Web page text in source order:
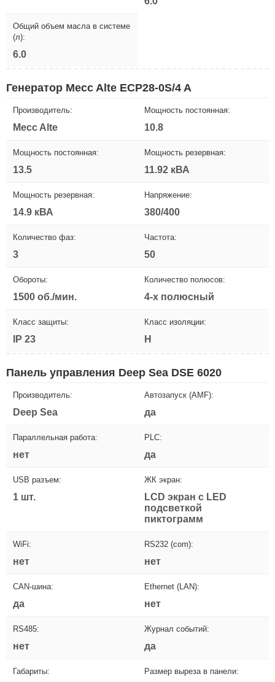
Общий объем масла в системе
(л):
6.0
Генератор Mecc Alte ECP28-0S/4 A
Производитель:
Mecc Alte
Мощность постоянная:
10.8
Мощность постоянная:
13.5
Мощность резервная:
11.92 кВА
Мощность резервная:
14.9 кВА
Напряжение:
380/400
Количество фаз:
3
Частота:
50
Обороты:
1500 об./мин.
Количество полюсов:
4-х полюсный
Класс защиты:
IP 23
Класс изоляции:
H
Панель управления Deep Sea DSE 6020
Производитель:
Deep Sea
Автозапуск (AMF):
да
Параллельная работа:
нет
PLC:
да
USB разъем:
1 шт.
ЖК экран:
LCD экран с LED
подсветкой
пиктограмм
WiFi:
нет
RS232 (com):
нет
CAN-шина:
да
Ethernet (LAN):
нет
RS485:
нет
Журнал событий:
да
Габариты: Размер выреза в панели: